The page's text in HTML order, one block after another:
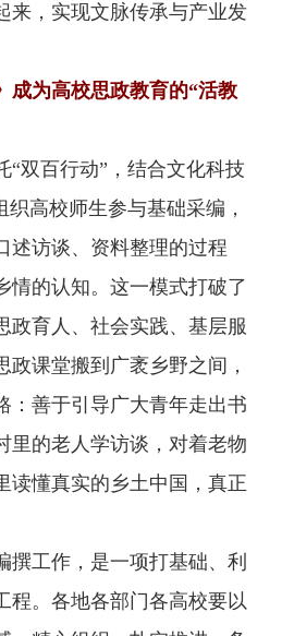
来，实现文脉传承与产业发
为高校思政教育的“活教
百行动”，结合文化科技
织高校师生参与基础采编，
述访谈、资料整理的过程
情的认知。这一模式打破了
政育人、社会实践、基层服
课堂搬到广袤乡野之间，
：善于引导广大青年走出书
里的老人学访谈，对着老物
读懂真实的乡土中国，真正
工作，是一项打基础、利
程。各地各部门各高校要以